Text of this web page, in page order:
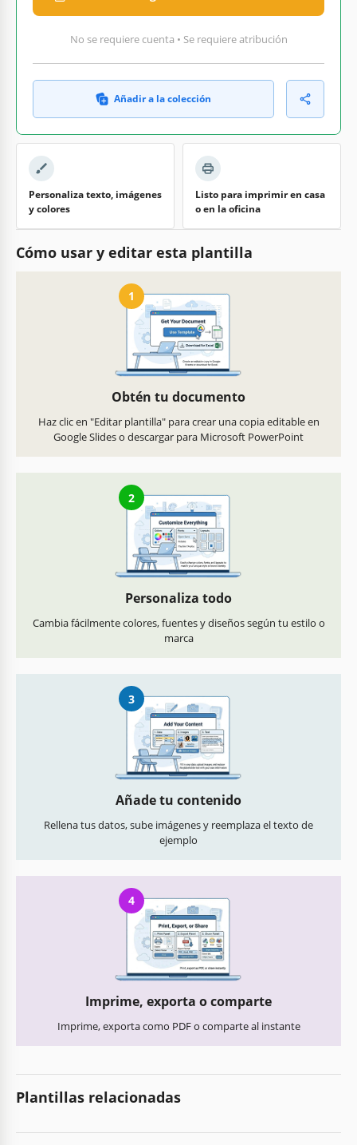
No se requiere cuenta • Se requiere atribución
Añadir a la colección
Personaliza texto, imágenes
y colores
Listo para imprimir en casa
o en la oficina
Cómo usar y editar esta plantilla
1
Obtén tu documento
Haz clic en "Editar plantilla" para crear una copia editable en
Google Slides o descargar para Microsoft PowerPoint
2
Personaliza todo
Cambia fácilmente colores, fuentes y diseños según tu estilo o
marca
3
Añade tu contenido
Rellena tus datos, sube imágenes y reemplaza el texto de
ejemplo
4
Imprime, exporta o comparte
Imprime, exporta como PDF o comparte al instante
Plantillas relacionadas